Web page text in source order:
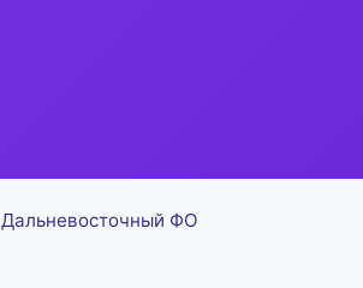
Дальневосточный ФО